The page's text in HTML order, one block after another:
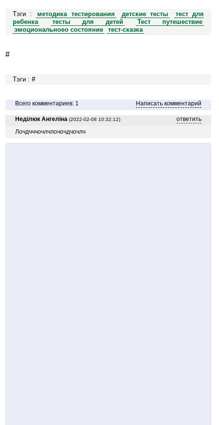
Тэги : методика тестирования детские тесты
тест для
ребенка
тесты для детей
Тест путешествие
эмоциональноео состояние
тест-сказка
#
Тэги : #
Всего комментариев: 1 Написать комментарий
Неділюк Ангеліна (2022-02-08 10:32:12)
ответить
Лочдчччочлчлочочдчочлч